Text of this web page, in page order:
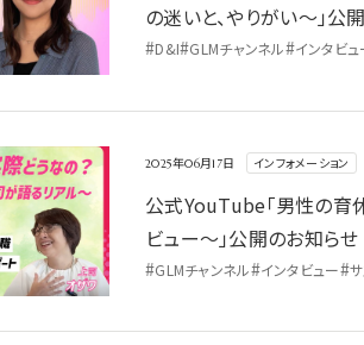
の迷いと、やりがい～」公
#D&I#GLMチャンネル#インタビュ
2025年06月17日 インフォメーション
公式YouTube「男性の育
ビュー～」公開のお知らせ
#GLMチャンネル#インタビュー#